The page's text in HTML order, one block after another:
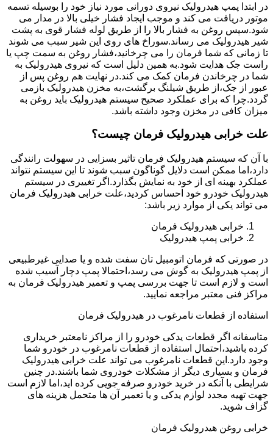
در ابتدا پمپ هیدرولیک نیروی دورانی مورد نیاز خود را بوسیله تسمه
موتور دریافت می کند و موجب ایجاد فشار خیلی بالا در مدار می
شود.سپس روغن به فشار بالا را از طریق لوله فشار قوی به پشت
شیر هیدرولیک می رساند.سوراخ های روی این شیر سبب می شوند
تا زمانی که شما فرمان را می چرخانید،فشار روغن به سمت چپ یا
راست جک هدایت شود.به همین دلیل است که نیروی هیدرولیک به
شما در چرخاندن فرمان کمک می کند.در نهایت هم روغن پس از
عبور از جک،از طریق شیلنگ برگشت،به مخزن هیدرولیک بازمی
گردد.چرا که برای عملکرد صحیح سیستم هیدرولیک باید روغن به
میزان کافی در مخزن وجود داشته باشد.
علت خرابی هیدرولیک فرمان چیست؟
با آن که سیستم هیدرولیک فرمان تاثیر بسزایی در سهولت رانندگی
دارد،اما ممکن است دلایل گوناگون سبب شوند تا این سیستم نتواند
عملکرد بهینه ای از خود به نمایش بگذارد.اگر تغییری در سیستم
هیدرولیک خودرو خود احساس کردید،علت خرابی هیدرولیک فرمان
می تواند یکی از موارد زیر باشد:
خرابی هیدرولیک فرمان
خرابی پمپ هیدرولیک
در صورتی که فرمان اتومبیل تان سفت شده و یا صدایی غیرطبیعی
از پمپ هیدرولیک به گوش می رسد،احتمالا پمپ دچار آسیب شده
است و لازم است تا جهت بررسی پمپ و تعمیر هیدرولیک فرمان به
مراکز فنی معتبر مراجعه نمایید.
استفاده از قطعات نامرغوب در هیدرولیک فرمان
متاسفانه اگر قطعات یدکی خودرو را از مراکز نامعتبر خریداری
کرده باشید،احتمال استفاده از قطعات نامرغوب در خودرو شما
وجود دارد.این قطعات نامرغوب می تواند علت خرابی هیدرولیک
فرمان و بسیاری دیگر از مشکلات خودروی شما باشند.در چنین
شرایطی با آنکه در خرید خودرو صرفه جویی کرده اید،اما لازم است
جهت تهیه مجدد لوازم یدکی و یا تعمیر آن ها متحمل هزینه های
گزاف شوید.
خرابی روغن هیدرولیک فرمان